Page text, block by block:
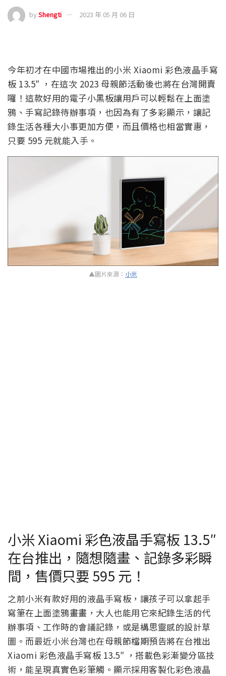
byShengti 2023 年 05 月 06 日
今年初才在中國市場推出的小米 Xiaomi 彩色液晶手寫
板 13.5″ ，在這次 2023 母親節活動後也將在台灣開賣
囉！這款好用的電子小黑板讓用戶可以輕鬆在上面塗
鴉、手寫記錄待辦事項，也因為有了多彩顯示，讓記
錄生活各種大小事更加方便，而且價格也相當實惠，
只要 595 元就能入手。
▲圖片來源： 小米
小米 Xiaomi 彩色液晶手寫板 13.5″
在台推出，隨想隨畫、記錄多彩瞬
間，售價只要 595 元！
之前小米有款好用的液晶手寫板，讓孩子可以拿起手
寫筆在上面塗鴉畫畫，大人也能用它來紀錄生活的代
辦事項、工作時的會議記錄，或是構思靈感的設計草
圖。而最近小米台灣也在母親節檔期預告將在台推出
Xiaomi 彩色液晶手寫板 13.5″ ，搭載色彩漸變分區技
術，能呈現真實色彩筆觸。顯示採用客製化彩色液晶